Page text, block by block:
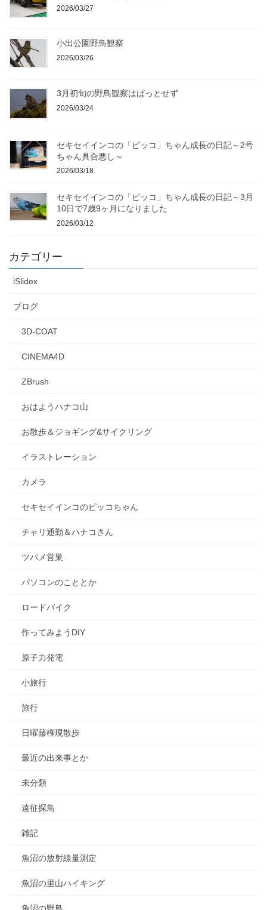
2026/03/27
小出公園野鳥観察
2026/03/26
3月初旬の野鳥観察はぱっとせず
2026/03/24
セキセイインコの「ピッコ」ちゃん成長の日記～2号
ちゃん具合悪し～
2026/03/18
セキセイインコの「ピッコ」ちゃん成長の日記～3月
10日で7歳9ヶ月になりました
2026/03/12
カテゴリー
iSlidex
ブログ
3D-COAT
CINEMA4D
ZBrush
おはようハナコ山
お散歩＆ジョギング&サイクリング
イラストレーション
カメラ
セキセイインコのピッコちゃん
チャリ通勤＆ハナコさん
ツバメ営巣
パソコンのこととか
ロードバイク
作ってみようDIY
原子力発電
小旅行
旅行
日曜藤権現散歩
最近の出来事とか
未分類
遠征探鳥
雑記
魚沼の放射線量測定
魚沼の里山ハイキング